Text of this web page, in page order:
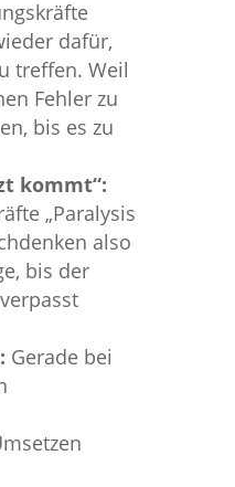
dafür,
treffen. Weil
Fehler zu
bis es zu
kommt“:
„Paralysis
also
bis der
Gerade bei